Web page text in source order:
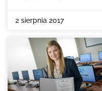
2 sierpnia 2017